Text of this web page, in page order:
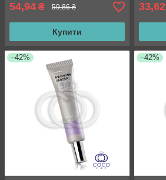
54,94 ₴ 59,86 ₴
Купити
33,62
–42% –42%